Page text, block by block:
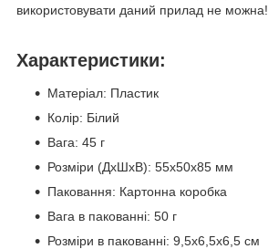
використовувати даний прилад не можна!
Характеристики:
Матеріал: Пластик
Колір: Білий
Вага: 45 г
Розміри (ДхШхВ): 55х50х85 мм
Паковання: Картонна коробка
Вага в пакованні: 50 г
Розміри в пакованні: 9,5х6,5х6,5 см